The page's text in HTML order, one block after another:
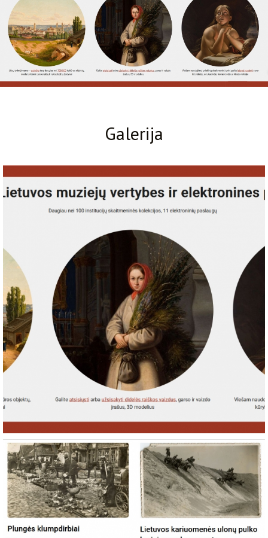
Galerija